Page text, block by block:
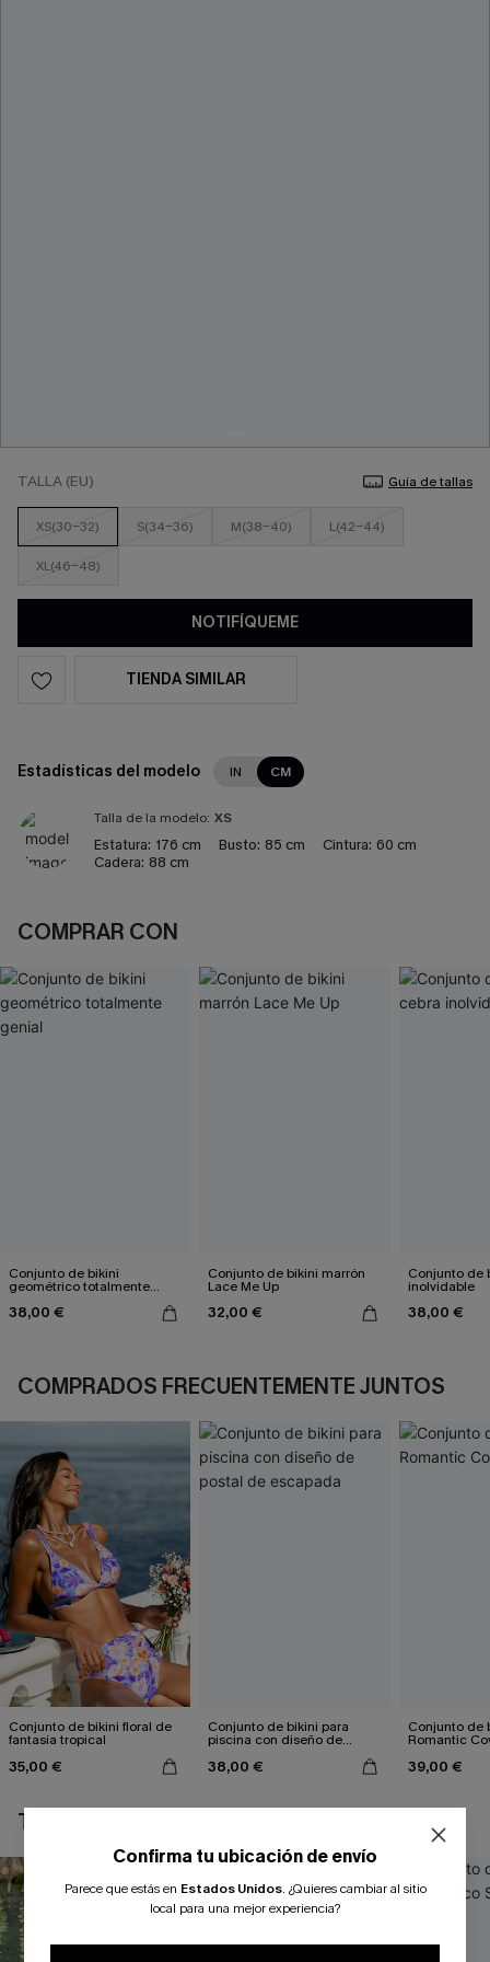
TALLA (EU) Guía de tallas
XS(30-32) S(34-36) M(38-40) L(42-44)
XL(46-48)
NOTIFÍQUEME
TIENDA SIMILAR
Estadísticas del modelo IN CM
Talla de la modelo: XS
Estatura: 176 cm Busto: 85 cm Cintura: 60 cm
Cadera: 88 cm
COMPRAR CON
Conjunto de bikini
geométrico totalmente
genial
38,00 €
Conjunto de bikini marrón
Lace Me Up
32,00 €
Conjunto de
inolvidable
38,00 €
COMPRADOS FRECUENTEMENTE JUNTOS
Conjunto de bikini floral de
fantasía tropical
35,00 €
Conjunto de bikini para
piscina con diseño de
38,00 €
Conjunto de
Romantic
39,00 €
TAMBIÉN TE PUEDE GUSTAR
Confirma tu ubicación de envío
Parece que estás en Estados Unidos. ¿Quieres cambiar al sitio
local para una mejor experiencia?